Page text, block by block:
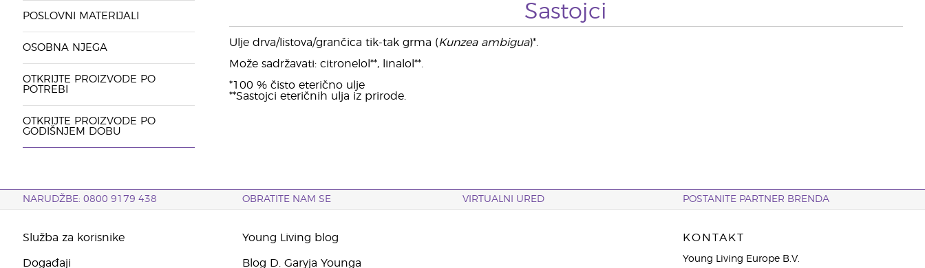
POSLOVNI MATERIJALI
OSOBNA NJEGA
OTKRIJTE PROIZVODE PO
POTREBI
OTKRIJTE PROIZVODE PO
GODIŠNJEM DOBU
Sastojci
Ulje drva/listova/grančica tik-tak grma (Kunzea ambigua)*.
Može sadržavati: citronelol**, linalol**.
*100 % čisto eterično ulje
**Sastojci eteričnih ulja iz prirode.
NARUDŽBE: 0800 9179 438 OBRATITE NAM SE VIRTUALNI URED POSTANITE PARTNER BRENDA
Služba za korisnike
Događaji
Young Living blog
Blog D. Garyja Younga
KONTAKT
Young Living Europe B.V.